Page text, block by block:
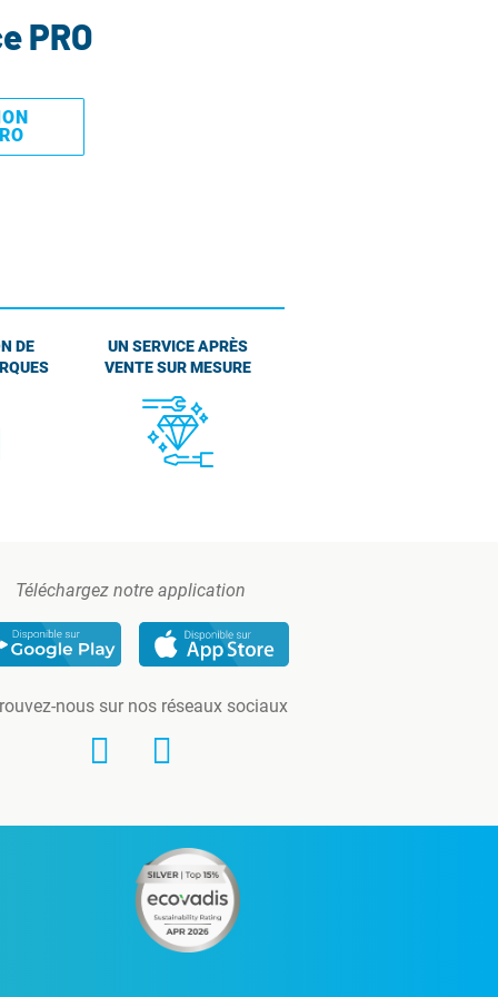
PRO
DE
UN SERVICE APRÈS
VENTE SUR MESURE
Téléchargez notre application
nous sur nos réseaux sociaux